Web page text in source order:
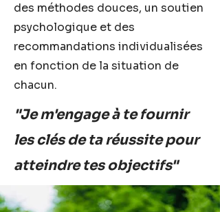
des méthodes douces, un soutien
psychologique et des
recommandations individualisées
en fonction de la situation de
chacun.
"Je m'engage à te fournir
les clés de ta réussite pour
atteindre tes objectifs"